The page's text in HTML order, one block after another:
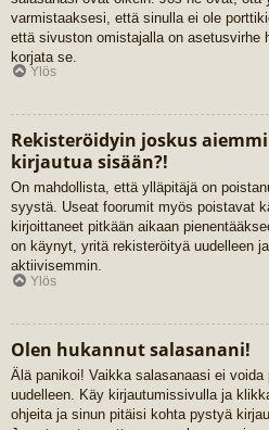
varmistaaksesi, että sinulla ei ole
että sivuston omistajalla on asetusvirhe
korjata se.
Ylös
Rekisteröidyin joskus
kirjautua sisään?!
On mahdollista, että ylläpitäjä on
syystä. Useat foorumit myös poistavat
kirjoittaneet pitkään aikaan
on käynyt, yritä rekisteröityä uudelleen
aktiivisemmin.
Ylös
Olen hukannut salasanani!
Älä panikoi! Vaikka salasanaasi ei
uudelleen. Käy kirjautumissivulla ja
ohjeita ja sinun pitäisi kohta pystyä